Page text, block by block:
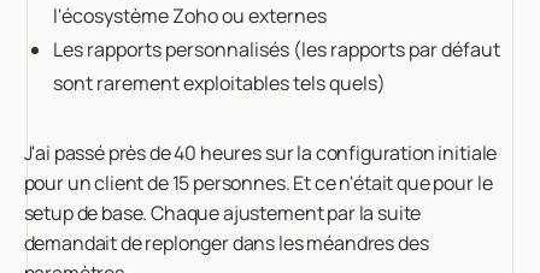
l'écosystème Zoho ou externes
Les rapports personnalisés (les rapports par défaut
sont rarement exploitables tels quels)
J'ai passé près de 40 heures sur la configuration initiale
pour un client de 15 personnes. Et ce n'était que pour le
setup de base. Chaque ajustement par la suite
demandait de replonger dans les méandres des